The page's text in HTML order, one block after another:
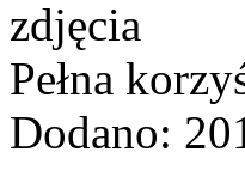
Pełna
Dodano: